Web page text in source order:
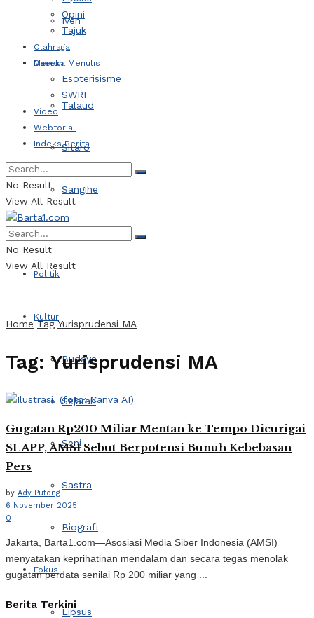
Iven
Daerah
Talaud
Sitaro
Sangihe
Politik
Kultur
Budaya
Sejarah
Seni
Sastra
Biografi
Fokus
Lipsus
Opini
Tajuk
Olahraga
Mereka Menulis
Esoterisisme
SWRF
Video
Webtorial
Indeks Berita
No Result
View All Result
No Result
View All Result
Home Tag Yurisprudensi MA
Tag: Yurisprudensi MA
Gugatan Rp200 Miliar Mentan ke Tempo Dicurigai
SLAPP, AMSI Sebut Berpotensi Bunuh Kebebasan
Pers
by Ady Putong
6 November 2025
0
Jakarta, Barta1.com—Asosiasi Media Siber Indonesia (AMSI)
menyatakan keprihatinan mendalam dan secara tegas menolak
gugatan perdata senilai Rp 200 miliar yang ...
Berita Terkini